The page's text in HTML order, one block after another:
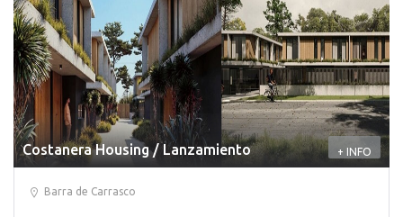
Costanera Housing / Lanzamiento + INFO
Barra de Carrasco